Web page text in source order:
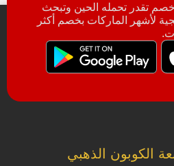
تقدر تحمله الحين وتبحث
لأشهر الماركات بخصم أكثر
الكوبون الذهبي